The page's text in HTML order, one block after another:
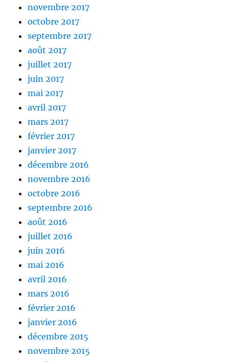
novembre 2017
octobre 2017
septembre 2017
août 2017
juillet 2017
juin 2017
mai 2017
avril 2017
mars 2017
février 2017
janvier 2017
décembre 2016
novembre 2016
octobre 2016
septembre 2016
août 2016
juillet 2016
juin 2016
mai 2016
avril 2016
mars 2016
février 2016
janvier 2016
décembre 2015
novembre 2015